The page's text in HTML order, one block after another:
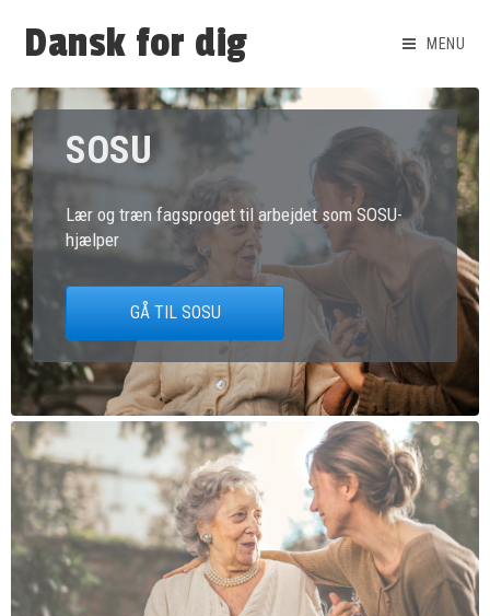
Dansk for dig MENU
SOSU
Lær og træn fagsproget til arbejdet som SOSU-
hjælper
GÅ TIL SOSU